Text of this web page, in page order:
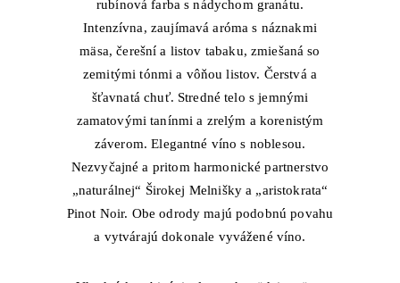
rubínová farba s nádychom granátu.
Intenzívna, zaujímavá aróma s náznakmi
mäsa, čerešní a listov tabaku, zmiešaná so
zemitými tónmi a vôňou listov. Čerstvá a
šťavnatá chuť. Stredné telo s jemnými
zamatovými tanínmi a zrelým a korenistým
záverom. Elegantné víno s noblesou.
Nezvyčajné a pritom harmonické partnerstvo
„naturálnej“ Širokej Melnišky a „aristokrata“
Pinot Noir. Obe odrody majú podobnú povahu
a vytvárajú dokonale vyvážené víno.